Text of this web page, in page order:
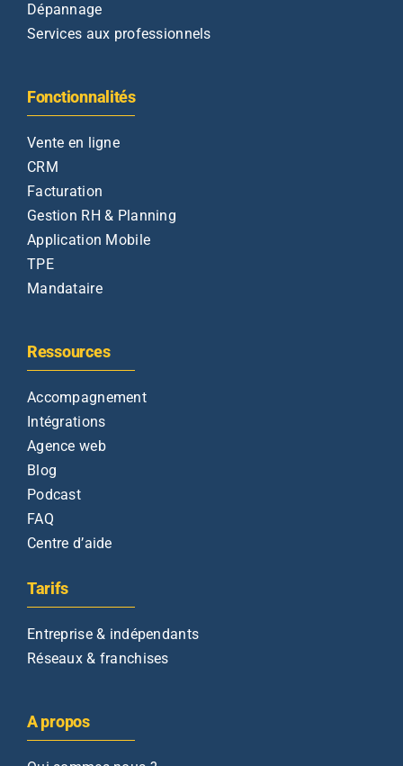
Dépannage
Services aux professionnels
Fonctionnalités
Vente en ligne
CRM
Facturation
Gestion RH & Planning
Application Mobile
TPE
Mandataire
Ressources
Accompagnement
Intégrations
Agence web
Blog
Podcast
FAQ
Centre d’aide
Tarifs
Entreprise & indépendants
Réseaux & franchises
A propos